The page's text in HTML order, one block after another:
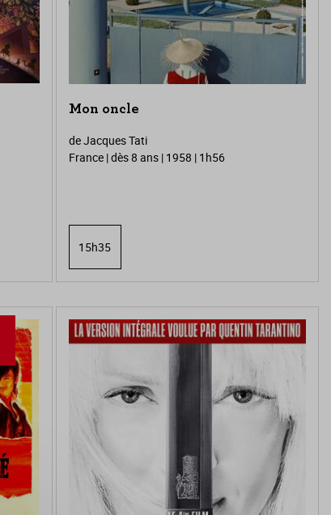
Mon oncle
de Jacques Tati
France | dès 8 ans | 1958 | 1h56
15h35